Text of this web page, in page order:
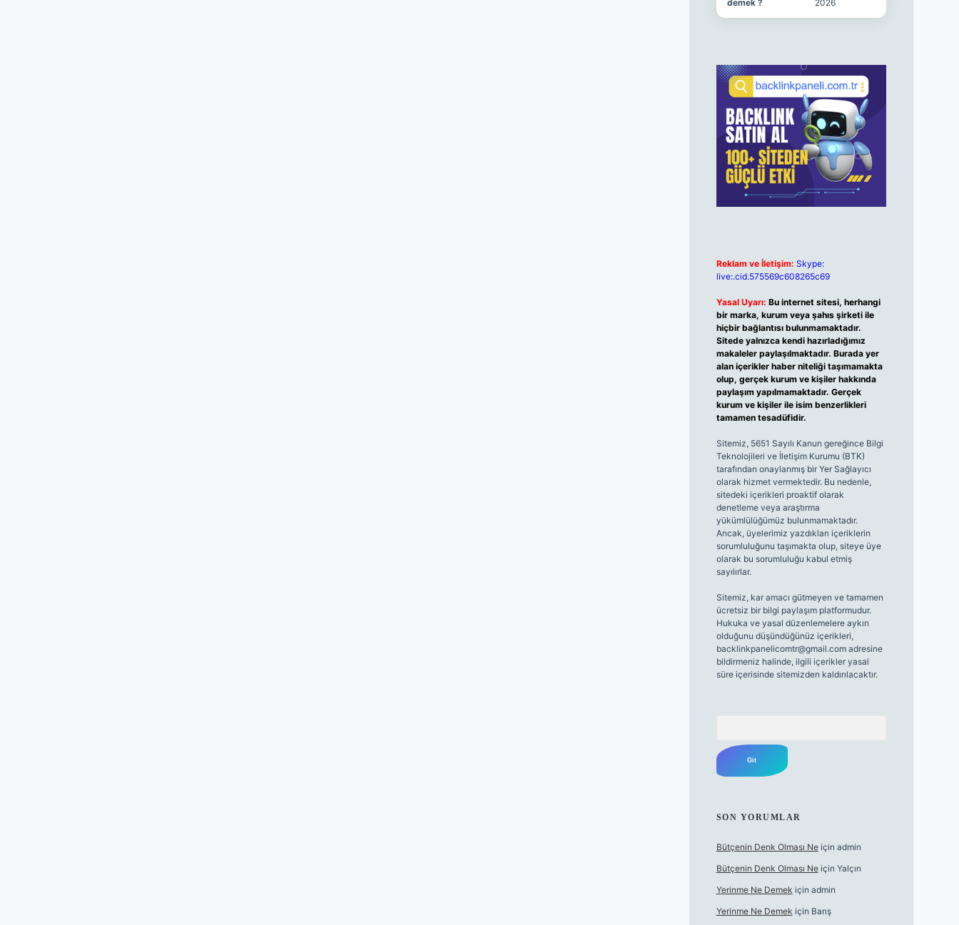
demek ?
2026
Reklam ve İletişim: Skype:
live:.cid.575569c608265c69
Yasal Uyarı: Bu internet sitesi, herhangi
bir marka, kurum veya şahıs şirketi ile
hiçbir bağlantısı bulunmamaktadır.
Sitede yalnızca kendi hazırladığımız
makaleler paylaşılmaktadır. Burada yer
alan içerikler haber niteliği taşımamakta
olup, gerçek kurum ve kişiler hakkında
paylaşım yapılmamaktadır. Gerçek
kurum ve kişiler ile isim benzerlikleri
tamamen tesadüfidir.
Sitemiz, 5651 Sayılı Kanun gereğince Bilgi
Teknolojileri ve İletişim Kurumu (BTK)
tarafından onaylanmış bir Yer Sağlayıcı
olarak hizmet vermektedir. Bu nedenle,
sitedeki içerikleri proaktif olarak
denetleme veya araştırma
yükümlülüğümüz bulunmamaktadır.
Ancak, üyelerimiz yazdıkları içeriklerin
sorumluluğunu taşımakta olup, siteye üye
olarak bu sorumluluğu kabul etmiş
sayılırlar.
Sitemiz, kar amacı gütmeyen ve tamamen
ücretsiz bir bilgi paylaşım platformudur.
Hukuka ve yasal düzenlemelere aykırı
olduğunu düşündüğünüz içerikleri,
backlinkpanelicomtr@gmail.comadresine
bildirmeniz halinde, ilgili içerikler yasal
süre içerisinde sitemizden kaldırılacaktır.
SON YORUMLAR
Bütçenin Denk Olması Neiçin admin
Bütçenin Denk Olması Neiçin Yalçın
Yerinme Ne Demek için admin
Yerinme Ne Demek için Barış